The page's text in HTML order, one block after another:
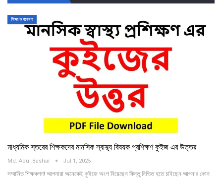
শিক্ষা ও গবেষণা
মাধ্যমিক স্তরের শিক্ষকদের মানসিক স্বাস্থ্য বিষয়ক প্রশিক্ষণ কুইজ এর উত্তর
Md. Abul Bashar Jul 1, 2025
সম্মানিত শিক্ষকগণ! আপনারা অনেকেই কুইজে অংশ নিয়েছেন কিন্তু নিশ্চিত হতে চাইছেন আপনার কোন